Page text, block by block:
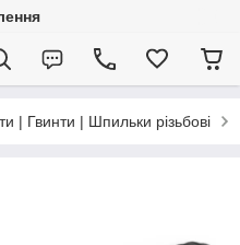
| Гвинти | Шпильки різьбові